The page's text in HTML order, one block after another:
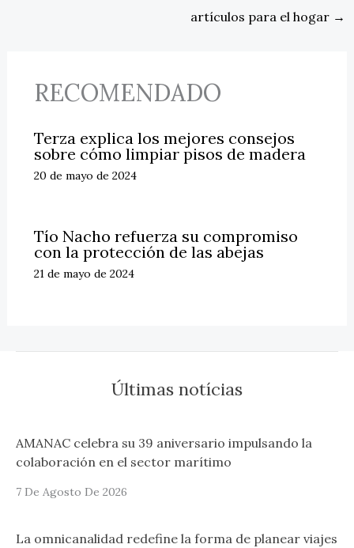
artículos para el hogar →
RECOMENDADO
Terza explica los mejores consejos
sobre cómo limpiar pisos de madera
20 de mayo de 2024
Tío Nacho refuerza su compromiso
con la protección de las abejas
21 de mayo de 2024
Últimas notícias
AMANAC celebra su 39 aniversario impulsando la
colaboración en el sector marítimo
7 De Agosto De 2026
La omnicanalidad redefine la forma de planear viajes